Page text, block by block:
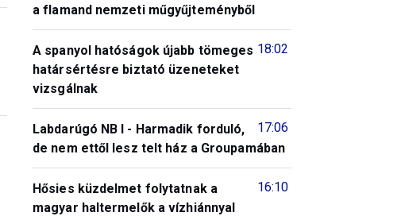
a flamand nemzeti műgyűjteményből
18:02
A spanyol hatóságok újabb tömeges
határsértésre biztató üzeneteket
vizsgálnak
17:06
Labdarúgó NB I - Harmadik forduló,
de nem ettől lesz telt ház a Groupamában
16:10
Hősies küzdelmet folytatnak a
magyar haltermelők a vízhiánnyal